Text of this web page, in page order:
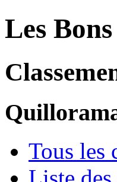
Les
Tous les